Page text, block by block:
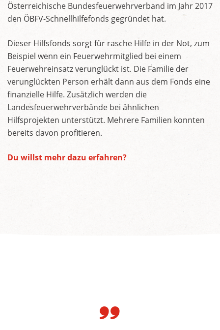
Österreichische Bundesfeuerwehrverband im Jahr 2017
den ÖBFV-Schnellhilfefonds gegründet hat.
Dieser Hilfsfonds sorgt für rasche Hilfe in der Not, zum
Beispiel wenn ein Feuerwehrmitglied bei einem
Feuerwehreinsatz verunglückt ist. Die Familie der
verunglückten Person erhält dann aus dem Fonds eine
finanzielle Hilfe. Zusätzlich werden die
Landesfeuerwehrverbände bei ähnlichen
Hilfsprojekten unterstützt. Mehrere Familien konnten
bereits davon profitieren.
Du willst mehr dazu erfahren?